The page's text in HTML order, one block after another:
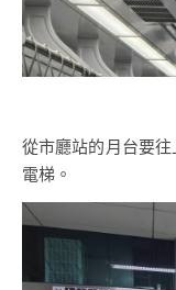
從市廳站的月台要
電梯。